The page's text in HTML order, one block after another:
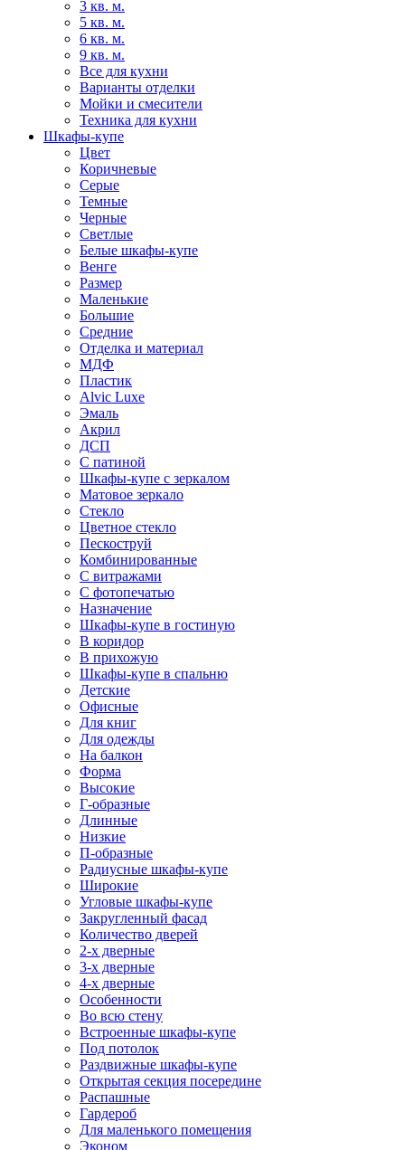
3 кв. м.
5 кв. м.
6 кв. м.
9 кв. м.
Все для кухни
Варианты отделки
Мойки и смесители
Техника для кухни
Шкафы-купе
Цвет
Коричневые
Серые
Темные
Черные
Светлые
Белые шкафы-купе
Венге
Размер
Маленькие
Большие
Средние
Отделка и материал
МДФ
Пластик
Alvic Luxe
Эмаль
Акрил
ДСП
С патиной
Шкафы-купе с зеркалом
Матовое зеркало
Стекло
Цветное стекло
Пескоструй
Комбинированные
С витражами
С фотопечатью
Назначение
Шкафы-купе в гостиную
В коридор
В прихожую
Шкафы-купе в спальню
Детские
Офисные
Для книг
Для одежды
На балкон
Форма
Высокие
Г-образные
Длинные
Низкие
П-образные
Радиусные шкафы-купе
Широкие
Угловые шкафы-купе
Закругленный фасад
Количество дверей
2-х дверные
3-х дверные
4-х дверные
Особенности
Во всю стену
Встроенные шкафы-купе
Под потолок
Раздвижные шкафы-купе
Открытая секция посередине
Распашные
Гардероб
Для маленького помещения
Эконом